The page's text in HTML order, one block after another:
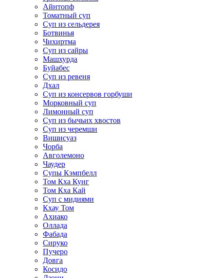
Айнтопф
Томатный суп
Суп из сельдерея
Ботвинья
Чихиртма
Суп из сайры
Машхурда
Буйабес
Суп из ревеня
Дхал
Суп из консервов горбуши
Морковный суп
Лимонный суп
Суп из бычьих хвостов
Суп из черемши
Вишисуаз
Чорба
Авголемоно
Чаудер
Супы Кэмпбелл
Том Кха Кунг
Том Кха Кай
Суп с мидиями
Кхау Том
Ахиако
Оллада
Фабада
Сируко
Пучеро
Довга
Косидо